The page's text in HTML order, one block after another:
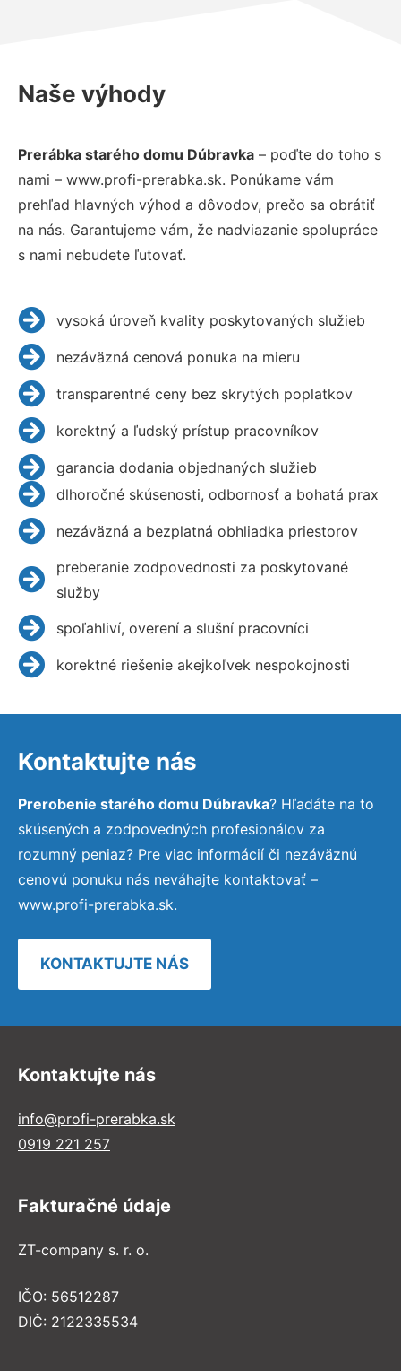
Naše výhody
Prerábka starého domu Dúbravka – poďte do toho s
nami – www.profi-prerabka.sk. Ponúkame vám
prehľad hlavných výhod a dôvodov, prečo sa obrátiť
na nás. Garantujeme vám, že nadviazanie spolupráce
s nami nebudete ľutovať.
vysoká úroveň kvality poskytovaných služieb
nezáväzná cenová ponuka na mieru
transparentné ceny bez skrytých poplatkov
korektný a ľudský prístup pracovníkov
garancia dodania objednaných služieb
dlhoročné skúsenosti, odbornosť a bohatá prax
nezáväzná a bezplatná obhliadka priestorov
preberanie zodpovednosti za poskytované
služby
spoľahliví, overení a slušní pracovníci
korektné riešenie akejkoľvek nespokojnosti
Kontaktujte nás
Prerobenie starého domu Dúbravka? Hľadáte na to
skúsených a zodpovedných profesionálov za
rozumný peniaz? Pre viac informácií či nezáväznú
cenovú ponuku nás neváhajte kontaktovať –
www.profi-prerabka.sk.
KONTAKTUJTE NÁS
Kontaktujte nás
info@profi-prerabka.sk
0919 221 257
Fakturačné údaje
ZT-company s. r. o.
IČO: 56512287
DIČ: 2122335534